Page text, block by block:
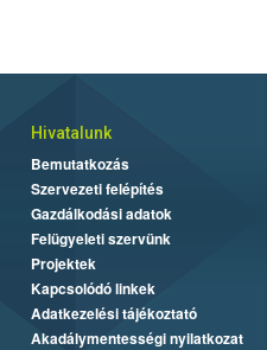
Hivatalunk
Bemutatkozás
Szervezeti felépítés
Gazdálkodási adatok
Felügyeleti szervünk
Projektek
Kapcsolódó linkek
Adatkezelési tájékoztató
Akadálymentességi nyilatkozat